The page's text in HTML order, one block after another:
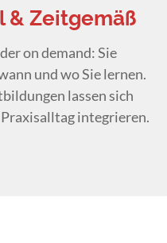
& Zeitgemäß
on demand: Sie
und wo Sie lernen.
lassen sich
integrieren.